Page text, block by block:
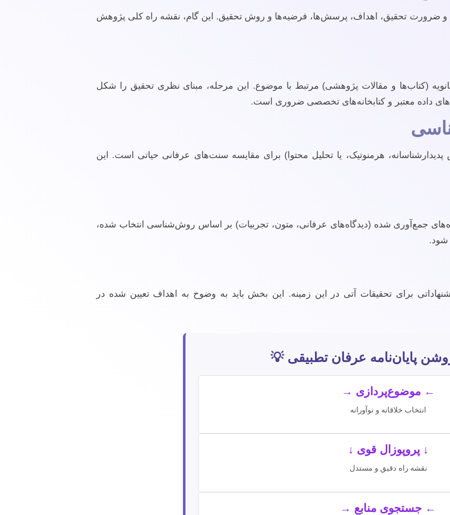
و ضرورت تحقیق، اهداف، پرسش‌ها، فرضیه‌ها و روش تحقیق. این گام، نقشه راه کلی پژوهش
(کتاب‌ها و مقالات پژوهشی) مرتبط با موضوع. این مرحله، مبنای نظری تحقیق را شکل
داده معتبر و کتابخانه‌های تخصصی ضروری است.
هرمنوتیک، یا تحلیل محتوا) برای مقایسه سنت‌های عرفانی حیاتی است. این
جمع‌آوری شده (دیدگاه‌های عرفانی، متون، تجربیات) بر اساس روش‌شناسی انتخاب شده،
شود.
برای تحقیقات آتی در این زمینه. این بخش باید به وضوح به اهداف تعیین شده در
پایان‌نامه عرفان تطبیقی 💡
← موضوع‌پردازی →
انتخاب خلاقانه و نوآورانه
↓ پروپوزال قوی ↓
نقشه راه دقیق و مستدل
← جستجوی منابع →